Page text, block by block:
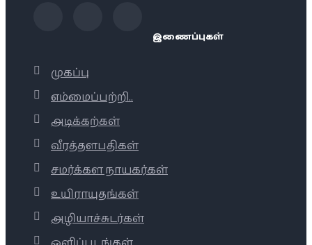
இணைப்புகள்
முகப்பு
எம்மைப்பற்றி..
அடிக்கற்கள்
வீரத்தளபதிகள்
சமர்க்கள நாயகர்கள்
உயிராயுதங்கள்
அழியாச்சுடர்கள்